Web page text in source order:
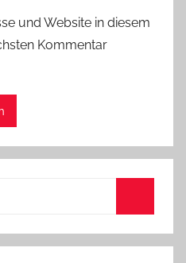
und Website in diesem
Kommentar